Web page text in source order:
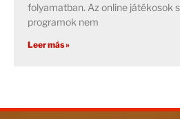
folyamatban. Az online játékosok
programok nem
Leer más »